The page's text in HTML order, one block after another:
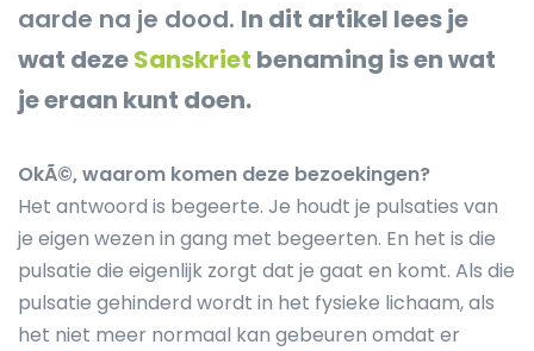
aarde na je dood. In dit artikel lees je
wat dezeSanskriet benaming is en wat
je eraan kunt doen.
OkÃ©, waarom komen deze bezoekingen?
Het antwoord is begeerte. Je houdt je pulsaties van
je eigen wezen in gang met begeerten. En het is die
pulsatie die eigenlijk zorgt dat je gaat en komt. Als die
pulsatie gehinderd wordt in het fysieke lichaam, als
het niet meer normaal kan gebeuren omdat er